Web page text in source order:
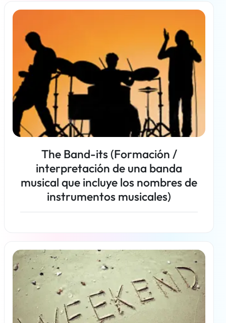
Más información
The Band-its (Formación /
interpretación de una banda
musical que incluye los nombres de
instrumentos musicales)
Más información